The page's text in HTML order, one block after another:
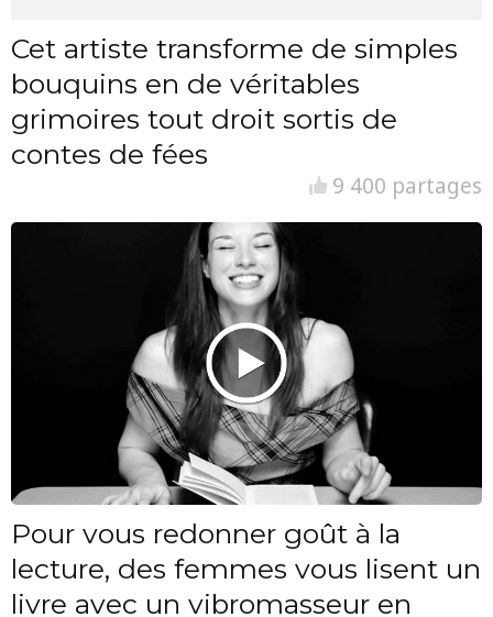
Cet artiste transforme de simples
bouquins en de véritables
grimoires tout droit sortis de
contes de fées
9 400 partages
Pour vous redonner goût à la
lecture, des femmes vous lisent un
livre avec un vibromasseur en